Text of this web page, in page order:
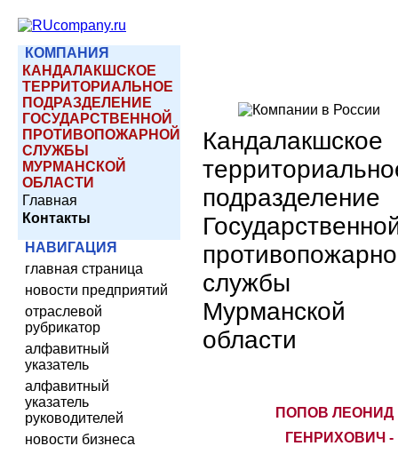
КОМПАНИЯ
КАНДАЛАКШСКОЕ
ТЕРРИТОРИАЛЬНОЕ
ПОДРАЗДЕЛЕНИЕ
ГОСУДАРСТВЕННОЙ
ПРОТИВОПОЖАРНОЙ
СЛУЖБЫ
МУРМАНСКОЙ
ОБЛАСТИ
Главная
Контакты
НАВИГАЦИЯ
главная страница
новости предприятий
отраслевой
рубрикатор
алфавитный
указатель
алфавитный
указатель
руководителей
новости бизнеса
Кандалакшское
подразделение
службы
Мурманской
области
ПОПОВ ЛЕОНИД
ГЕНРИХОВИЧ -